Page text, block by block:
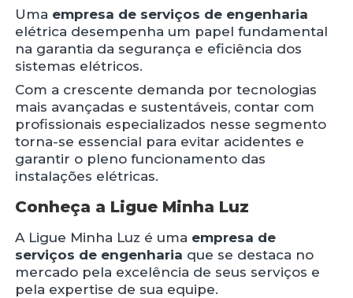
Uma empresa de serviços de engenharia
elétrica desempenha um papel fundamental
na garantia da segurança e eficiência dos
sistemas elétricos.
Com a crescente demanda por tecnologias
mais avançadas e sustentáveis, contar com
profissionais especializados nesse segmento
torna-se essencial para evitar acidentes e
garantir o pleno funcionamento das
instalações elétricas.
Conheça a Ligue Minha Luz
A Ligue Minha Luz é uma empresa de
serviços de engenharia que se destaca no
mercado pela excelência de seus serviços e
pela expertise de sua equipe.